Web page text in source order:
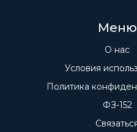
Меню
О нас
Условия
Политика
ФЗ-152